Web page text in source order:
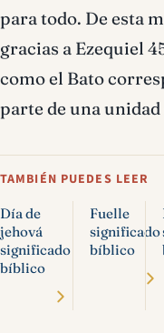
para todo. De esta
gracias a Ezequiel
como el Bato
parte de una
TAMBIÉN PUEDES LEER
Día de
jehová
significado
bíblico
Fuelle
significado
bíblico